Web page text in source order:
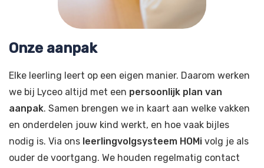
Onze aanpak
Elke leerling leert op een eigen manier. Daarom werken
we bij Lyceo altijd met een persoonlijk plan van
aanpak. Samen brengen we in kaart aan welke vakken
en onderdelen jouw kind werkt, en hoe vaak bijles
nodig is. Via ons leerlingvolgsysteem HOMi volg je als
ouder de voortgang. We houden regelmatig contact